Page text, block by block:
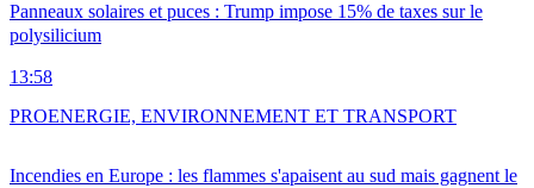
Panneaux solaires et puces : Trump impose 15% de taxes sur le
polysilicium
13:58
Incendies en Europe : les flammes s'apaisent au sud mais gagnent le
PROENERGIE, ENVIRONNEMENT ET TRANSPORT